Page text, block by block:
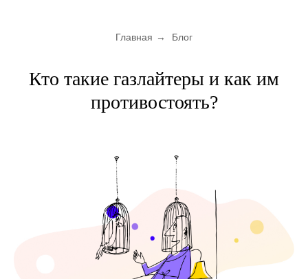
Главная → Блог
Кто такие газлайтеры и как им
противостоять?